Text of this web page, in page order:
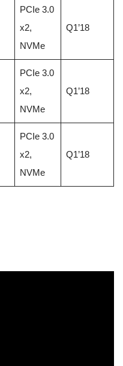
PCIe 3.0
x2,
NVMe
Q1’18
PCIe 3.0
x2,
NVMe
Q1’18
PCIe 3.0
x2,
NVMe
Q1’18